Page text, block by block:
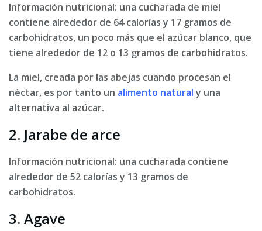
Información nutricional: una cucharada de miel
contiene alrededor de 64 calorías y 17 gramos de
carbohidratos, un poco más que el azúcar blanco, que
tiene alrededor de 12 o 13 gramos de carbohidratos.
La miel, creada por las abejas cuando procesan el
néctar, es por tanto un alimento naturaly una
alternativa al azúcar.
2. Jarabe de arce
Información nutricional: una cucharada contiene
alrededor de 52 calorías y 13 gramos de
carbohidratos.
3. Agave